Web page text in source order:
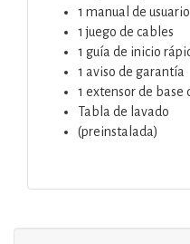
1 manual de usuario
1 juego de cables
1 guía de inicio
1 aviso de garantía
1 extensor de
Tabla de lavado
(preinstalada)